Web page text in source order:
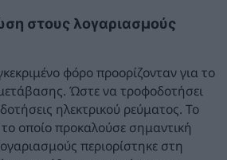
στους λογαριασμούς
φόρο προορίζονταν για το
Ώστε να τροφοδοτήσει
ηλεκτρικού ρεύματος. Το
οποίο προκαλούσε σημαντική
περιορίστηκε στη